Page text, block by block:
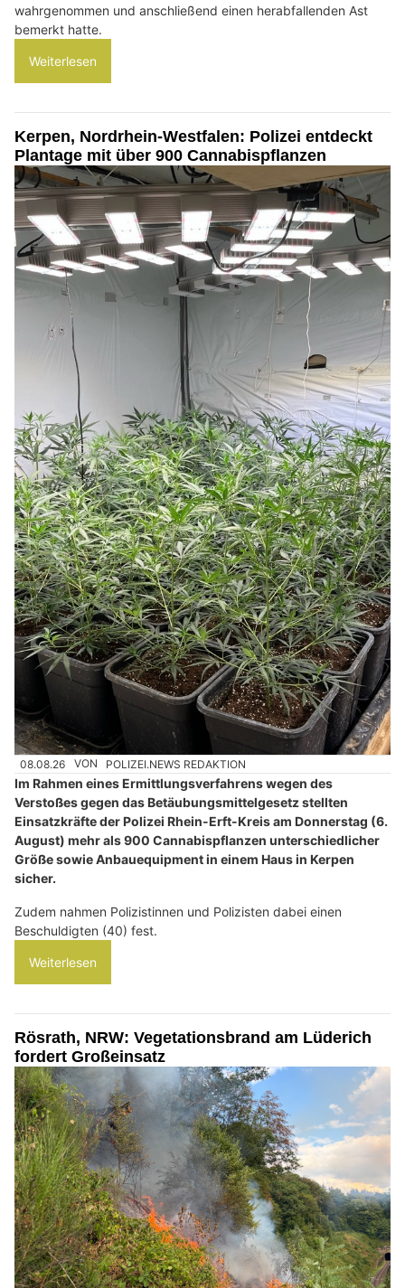
wahrgenommen und anschließend einen herabfallenden Ast
bemerkt hatte.
Weiterlesen
Kerpen, Nordrhein-Westfalen: Polizei entdeckt
Plantage mit über 900 Cannabispflanzen
08.08.26 VON POLIZEI.NEWS REDAKTION
Im Rahmen eines Ermittlungsverfahrens wegen des
Verstoßes gegen das Betäubungsmittelgesetz stellten
Einsatzkräfte der Polizei Rhein-Erft-Kreis am Donnerstag (6.
August) mehr als 900 Cannabispflanzen unterschiedlicher
Größe sowie Anbauequipment in einem Haus in Kerpen
sicher.
Zudem nahmen Polizistinnen und Polizisten dabei einen
Beschuldigten (40) fest.
Weiterlesen
Rösrath, NRW: Vegetationsbrand am Lüderich
fordert Großeinsatz